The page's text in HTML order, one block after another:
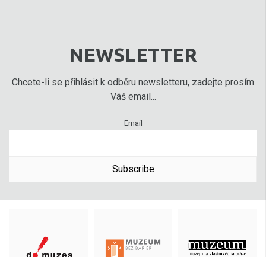
NEWSLETTER
Chcete-li se přihlásit k odběru newsletteru, zadejte prosím
Váš email...
Email
Subscribe